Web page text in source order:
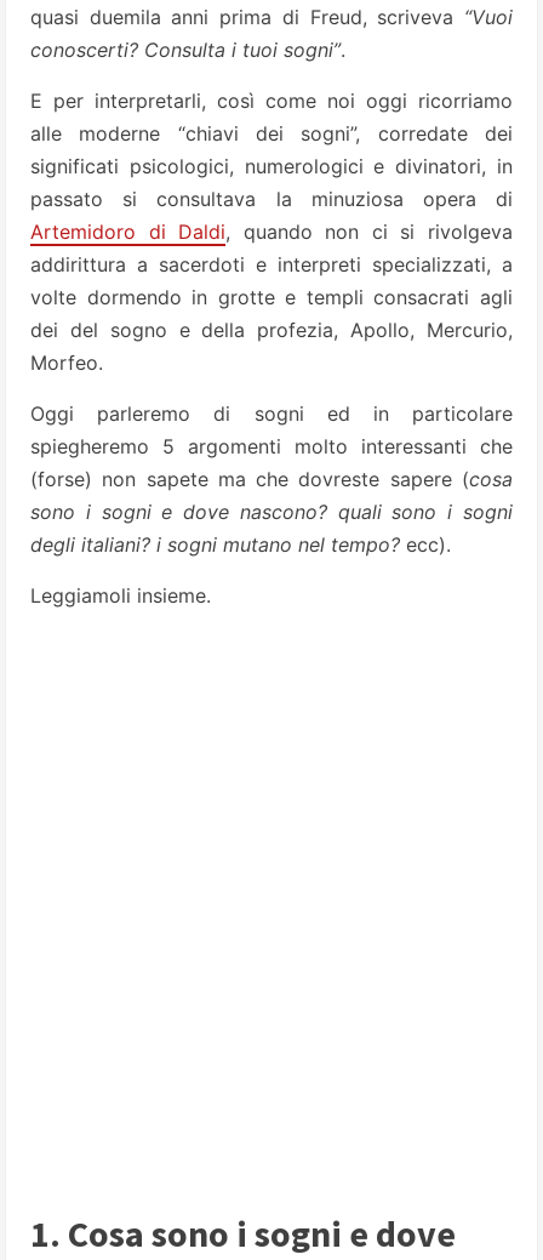
quasi duemila anni prima di Freud, scriveva “Vuoi
conoscerti? Consulta i tuoi sogni”.
E per interpretarli, così come noi oggi ricorriamo
alle moderne “chiavi dei sogni”, corredate dei
significati psicologici, numerologici e divinatori, in
passato si consultava la minuziosa opera di
Artemidoro di Daldi, quando non ci si rivolgeva
addirittura a sacerdoti e interpreti specializzati, a
volte dormendo in grotte e templi consacrati agli
dei del sogno e della profezia, Apollo, Mercurio,
Morfeo.
Oggi parleremo di sogni ed in particolare
spiegheremo 5 argomenti molto interessanti che
(forse) non sapete ma che dovreste sapere (cosa
sono i sogni e dove nascono? quali sono i sogni
degli italiani? i sogni mutano nel tempo? ecc).
Leggiamoli insieme.
1. Cosa sono i sogni e dove